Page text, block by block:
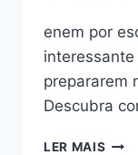
enem por
prepararem
Descubra
LER MAIS ENEM